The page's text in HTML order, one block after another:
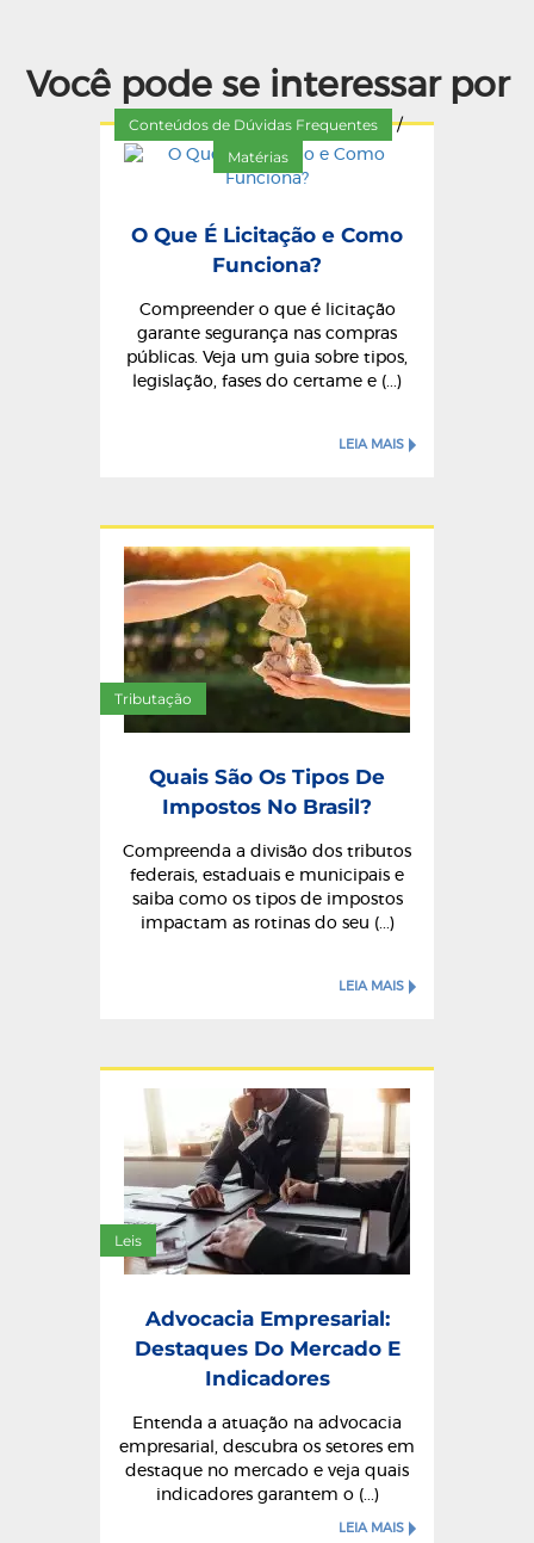
Você pode se interessar por
Conteúdos de Dúvidas Frequentes /
Matérias
O Que É Licitação e Como
Funciona?
Compreender o que é licitação
garante segurança nas compras
públicas. Veja um guia sobre tipos,
legislação, fases do certame e (...)
LEIA MAIS
Tributação
Quais São Os Tipos De
Impostos No Brasil?
Compreenda a divisão dos tributos
federais, estaduais e municipais e
saiba como os tipos de impostos
impactam as rotinas do seu (...)
LEIA MAIS
Leis
Advocacia Empresarial:
Destaques Do Mercado E
Indicadores
Entenda a atuação na advocacia
empresarial, descubra os setores em
destaque no mercado e veja quais
indicadores garantem o (...)
LEIA MAIS